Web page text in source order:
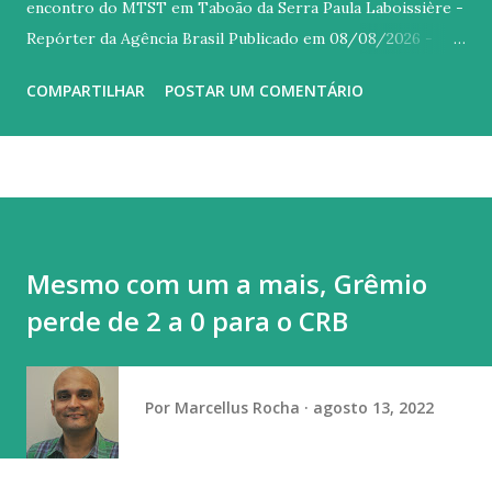
encontro do MTST em Taboão da Serra Paula Laboissière -
Repórter da Agência Brasil Publicado em 08/08/2026 -
reprodução Versão em áudio O presidente Luiz Inácio Lula
lembrou que, entre os argumentos utilizados pelo governo
estadunidense para justificar o tarifaço, estava o
números porque, para os Estados Unidos, nesse novo
tarifaço que fizeram para o Brasil, um dos motivos era que
a gente não cuidava do desmatamento. Quero preparar os
COMPARTILHAR POSTAR UM COMENTÁRIO
Mesmo com um a mais, Grêmio
perde de 2 a 0 para o CRB
Por Marcellus Rocha agosto 13, 2022